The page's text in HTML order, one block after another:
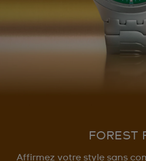
FOREST
Affirmez votre style sans